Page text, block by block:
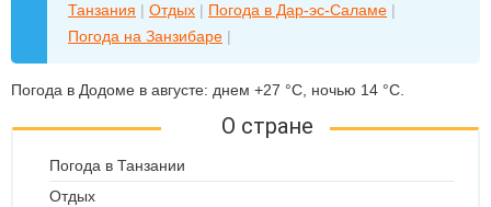
Танзания | Отдых | Погода в Дар-эс-Саламе |
Погода на Занзибаре |
Погода в Додоме в августе: днем +27 °C, ночью 14 °C.
О стране
Погода в Танзании
Отдых